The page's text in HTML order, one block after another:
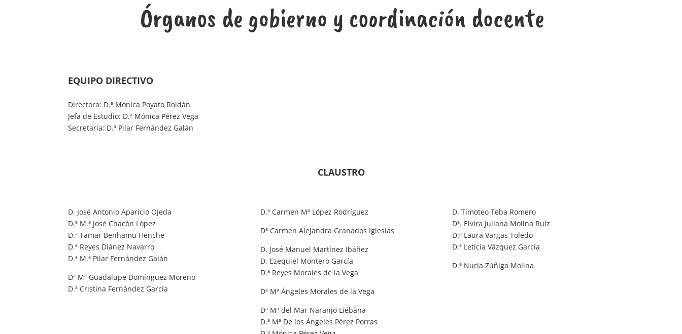
Órganos de gobierno y coordinación docente
EQUIPO DIRECTIVO
Directora: D.ª Mónica Poyato Roldán
Jefa de Estudio: D.ª Mónica Pérez Vega
Secretaria: D.ª Pilar Fernández Galán
CLAUSTRO
D. José Antonio Aparicio Ojeda
D.ª M.ª José Chacón López
D.ª Tamar Benhamu Henche
D.ª Reyes Diánez Navarro
D.ª M.ª Pilar Fernández Galán
Dª Mª Guadalupe Domínguez Moreno
D.ª Cristina Fernández García
D.ª Carmen Mª López Rodríguez
Dª Carmen Alejandra Granados Iglesias
D. José Manuel Martínez Ibáñez
D. Ezequiel Montero García
D.ª Reyes Morales de la Vega
Dª Mª Ángeles Morales de la Vega
Dª Mª del Mar Naranjo Liébana
D.ª Mª De los Ángeles Pérez Porras
D. Timoteo Teba Romero
Dª. Elvira Juliana Molina Ruíz
D.ª Laura Vargas Toledo
D.ª Leticia Vázquez García
D.ª Nuria Zúñiga Molina